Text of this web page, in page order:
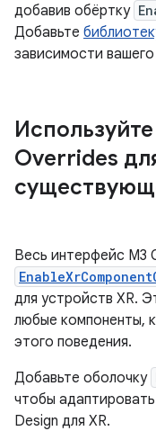
добавив обёртку
Добавьте
зависимости
Overrides
Весь интерфейс M3
для устройств XR.
любые компоненты,
этого поведения.
Добавьте оболочку
чтобы
Design для XR.